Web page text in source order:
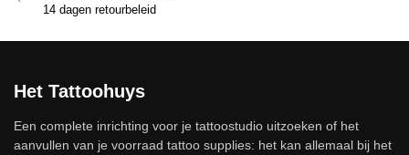
14 dagen retourbeleid
Het Tattoohuys
Een complete inrichting voor je tattoostudio uitzoeken of het
aanvullen van je voorraad tattoo supplies: het kan allemaal bij het